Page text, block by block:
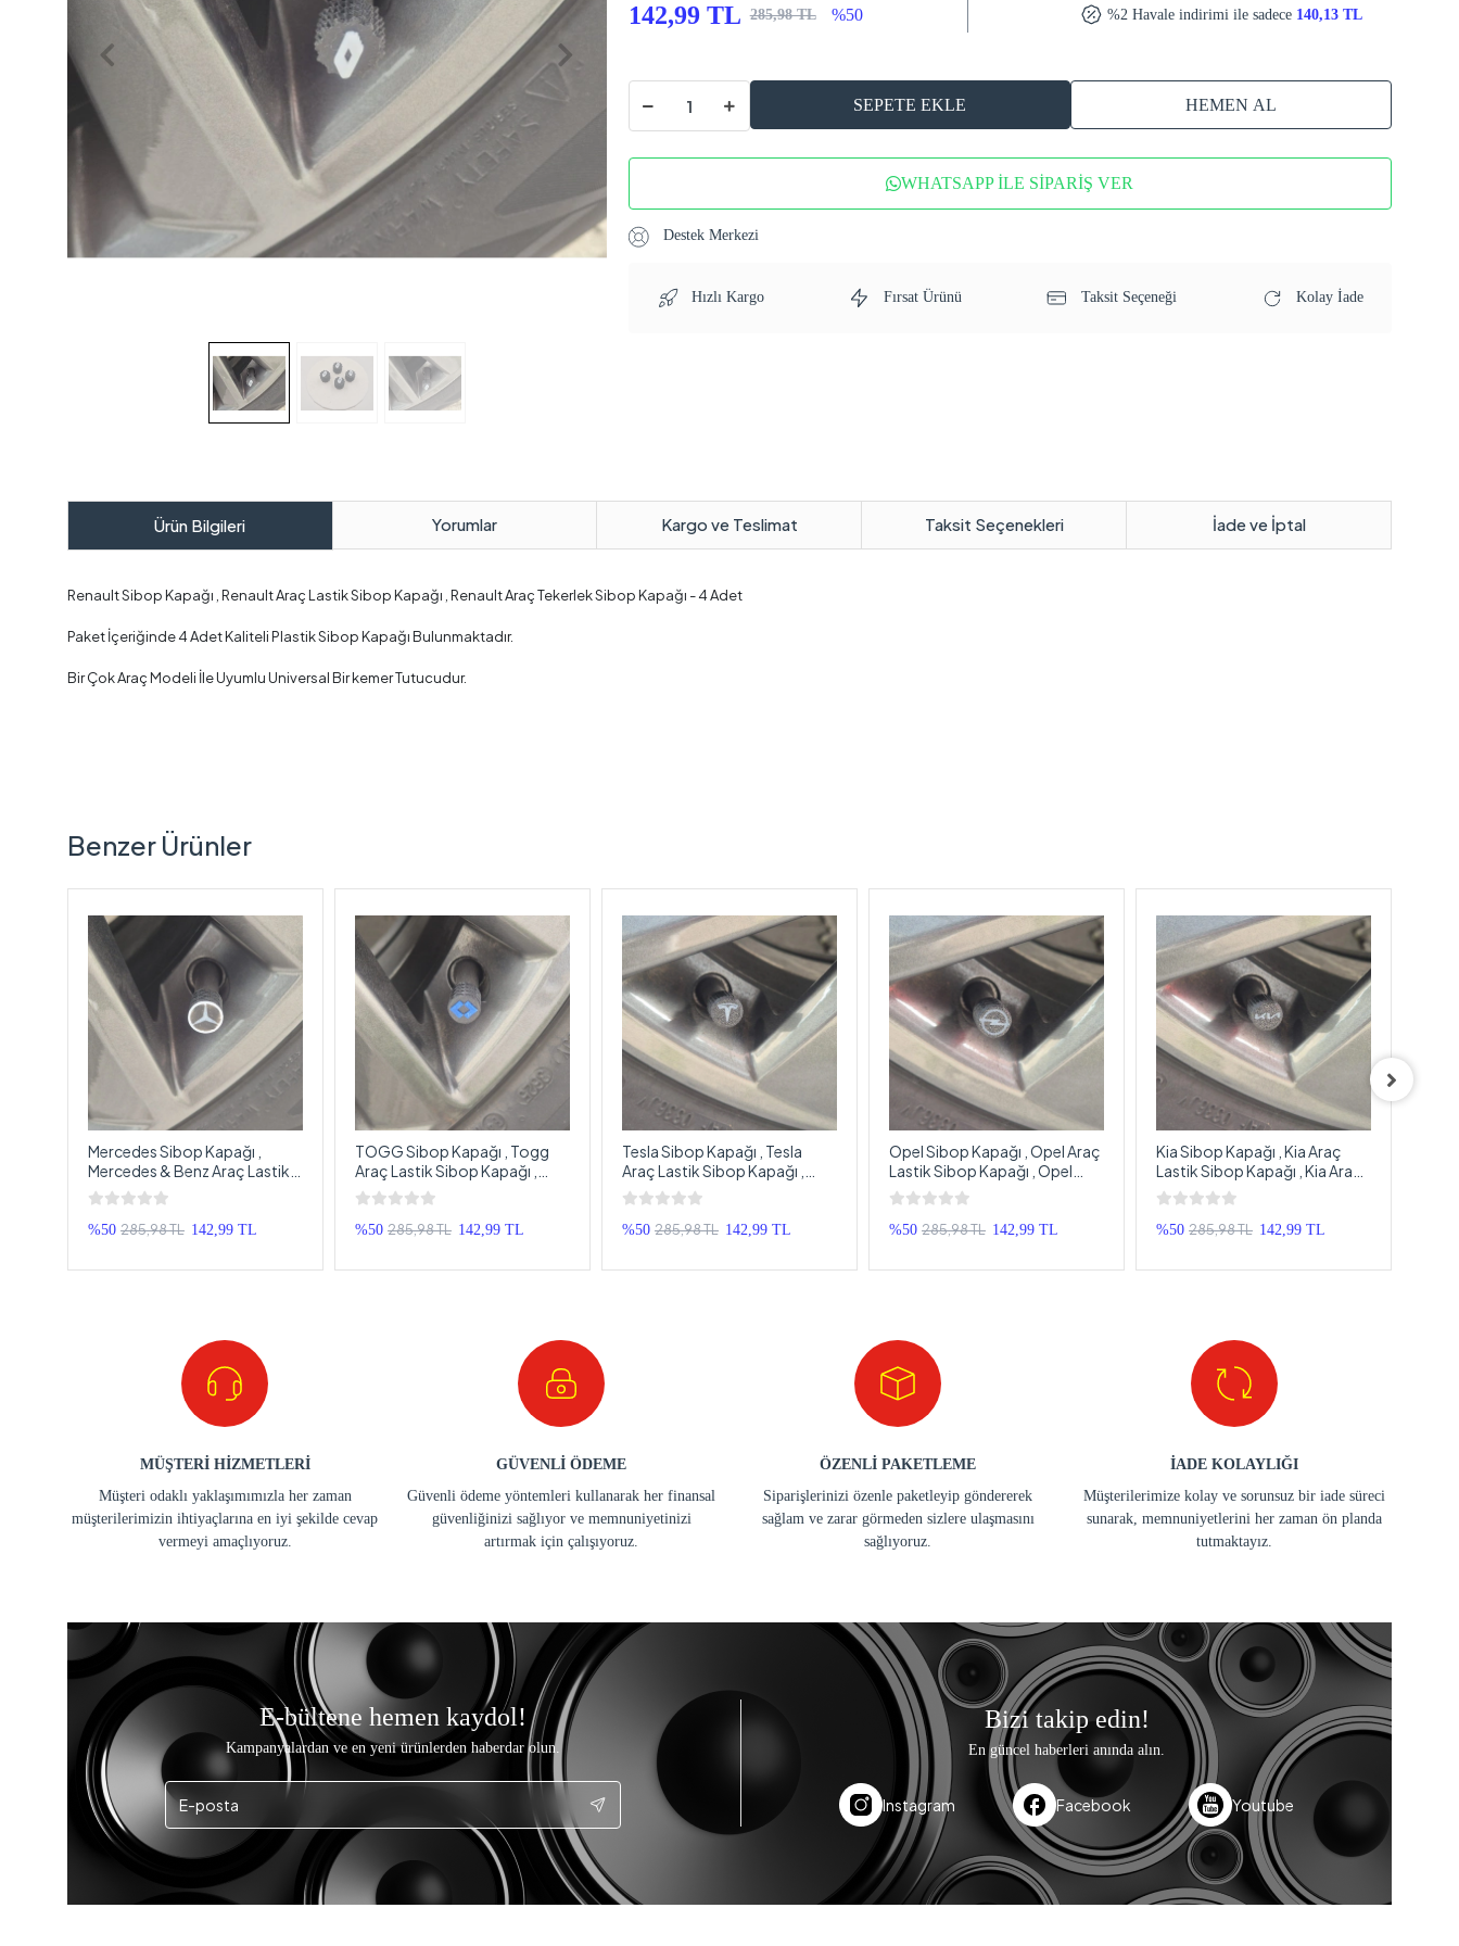
142,99 TL 285,98 TL %50 %2 Havale indirimi ile sadece 140,13 TL
SEPETE EKLE HEMEN AL
WHATSAPP İLE SİPARİŞ VER
Destek Merkezi
Hızlı Kargo Fırsat Ürünü Taksit Seçeneği Kolay İade
Ürün Bilgileri Yorumlar Kargo ve Teslimat Taksit Seçenekleri İade ve İptal
Renault Sibop Kapağı , Renault Araç Lastik Sibop Kapağı , Renault Araç Tekerlek Sibop Kapağı - 4 Adet
Paket İçeriğinde 4 Adet Kaliteli Plastik Sibop Kapağı Bulunmaktadır.
Bir Çok Araç Modeli İle Uyumlu Universal Bir kemer Tutucudur.
Benzer Ürünler
Mercedes Sibop Kapağı ,
Mercedes & Benz Araç Lastik
Sibop Kapağı , Mercedes Araç
Tekerlek Sibop Kapağı - 4
Adet
%50 285,98 TL 142,99 TL
TOGG Sibop Kapağı , Togg
Araç Lastik Sibop Kapağı ,
TOGG Araç Tekerlek Sibop
Kapağı - 4 Adet
%50 285,98 TL 142,99 TL
Tesla Sibop Kapağı , Tesla
Araç Lastik Sibop Kapağı ,
Tesla Araç Tekerlek Sibop
Kapağı - 4 Adet
%50 285,98 TL 142,99 TL
Opel Sibop Kapağı , Opel Araç
Lastik Sibop Kapağı , Opel
Araç Tekerlek Sibop Kapağı -
4 Adet
%50 285,98 TL 142,99 TL
Kia Sibop Kapağı , Kia Araç
Lastik Sibop Kapağı , Kia Araç
Tekerlek Sibop Kapağı - 4
Adet
%50 285,98 TL 142,99 TL
MÜŞTERİ HİZMETLERİ
Müşteri odaklı yaklaşımımızla her zaman
müşterilerimizin ihtiyaçlarına en iyi şekilde cevap
vermeyi amaçlıyoruz.
GÜVENLİ ÖDEME
Güvenli ödeme yöntemleri kullanarak her finansal
güvenliğinizi sağlıyor ve memnuniyetinizi
artırmak için çalışıyoruz.
ÖZENLİ PAKETLEME
Siparişlerinizi özenle paketleyip göndererek
sağlam ve zarar görmeden sizlere ulaşmasını
sağlıyoruz.
İADE KOLAYLIĞI
Müşterilerimize kolay ve sorunsuz bir iade süreci
sunarak, memnuniyetlerini her zaman ön planda
tutmaktayız.
E-bültene hemen kaydol!
Kampanyalardan ve en yeni ürünlerden haberdar olun.
Bizi takip edin!
En güncel haberleri anında alın.
Instagram Facebook Youtube